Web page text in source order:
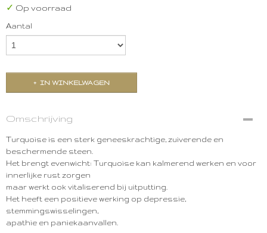
✓ Op voorraad
Aantal
IN WINKELWAGEN
Omschrijving
Turquoise is een sterk geneeskrachtige, zuiverende en
beschermende steen.
Het brengt evenwicht: Turquoise kan kalmerend werken en voor
innerlijke rust zorgen
maar werkt ook vitaliserend bij uitputting.
Het heeft een positieve werking op depressie,
stemmingswisselingen,
apathie en paniekaanvallen.